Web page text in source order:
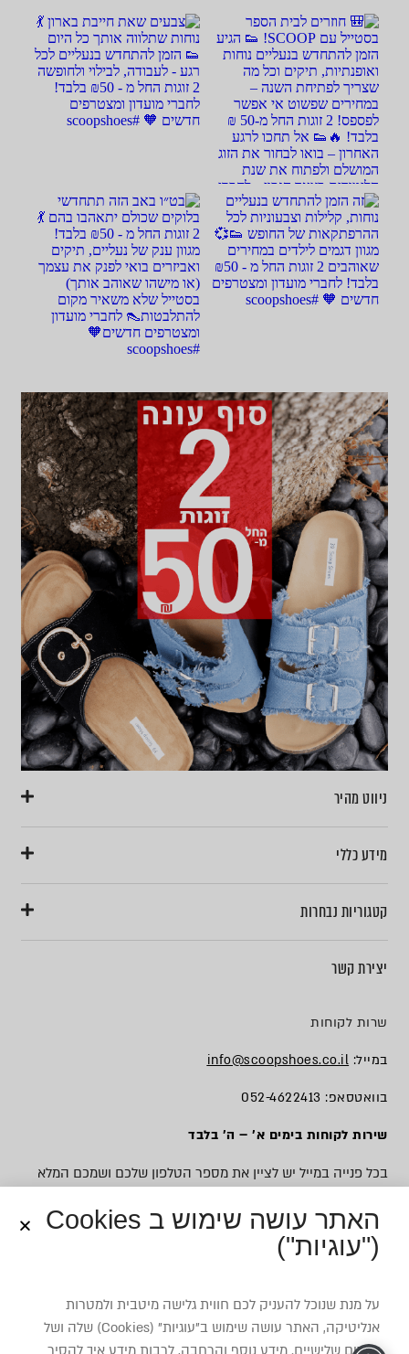
ניווט מהיר
מידע כללי
קטגוריות נבחרות
יצירת קשר
שרות לקוחות
במייל: info@scoopshoes.co.il
בוואטסאפ: 052-4622413
שירות לקוחות בימים א׳ – ה׳ בלבד
בכל פנייה במייל יש לציין את מספר הטלפון שלכם ושמכם המלא
האתר עושה שימוש ב Cookies
("עוגיות")
על מנת שנוכל להעניק לכם חווית גלישה מיטבית ולמטרות
אנליטיקה, האתר עושה שימוש ב”עוגיות” (Cookies) שלה ושל
צדדים שלישיים. מידע נוסף והרחבה, לרבות מידע איך להסיר